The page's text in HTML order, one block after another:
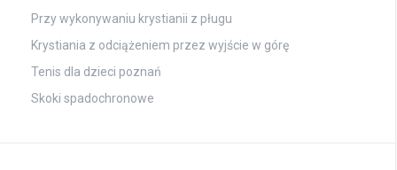
Przy wykonywaniu krystianii z pługu
Krystiania z odciążeniem przez wyjście w górę
Tenis dla dzieci poznań
Skoki spadochronowe